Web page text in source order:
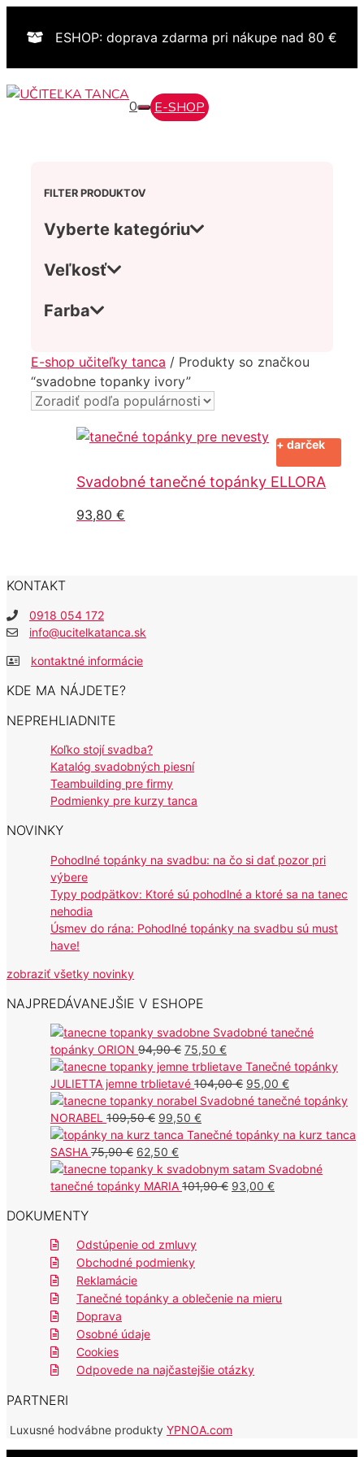
ESHOP: doprava zdarma pri nákupe nad 80 €
E-SHOP
0
E-shop učiteľky tanca / Produkty so značkou
“svadobne topanky ivory”
+ darček
Svadobné tanečné topánky ELLORA
93,80 €
FILTER PRODUKTOV
Vyberte kategóriu
Veľkosť
Farba
KONTAKT
0918 054 172
info@ucitelkatanca.sk
kontaktné informácie
KDE MA NÁJDETE?
NEPREHLIADNITE
Koľko stojí svadba?
Katalóg svadobných piesní
Teambuilding pre firmy
Podmienky pre kurzy tanca
NOVINKY
Pohodlné topánky na svadbu: na čo si dať pozor pri
výbere
Typy podpätkov: Ktoré sú pohodlné a ktoré sa na tanec
nehodia
Úsmev do rána: Pohodlné topánky na svadbu sú must
have!
zobraziť všetky novinky
NAJPREDÁVANEJŠIE V ESHOPE
Svadobné tanečné
topánky ORION 94,90€ Pôvodná
cena
bola:
94,90 €.
75,50 €Aktuálna
cena
je:
75,50 €.
Tanečné topánky
JULIETTA jemne trblietavé 104,00€ Pôvodná
cena
104,00 €.
95,00 €Aktuálna
cena
95,00 €.
Svadobné tanečné topánky
NORABEL 109,50€ Pôvodná
cena
bola:
109,50 €.
99,50 €Aktuálna
cena
99,50 €.
Tanečné topánky na kurz tanca
SASHA 75,90€ Pôvodná
cena
bola:
62,50 €Aktuálna
cena
je:
Svadobné
tanečné topánky MARIA 101,90€ Pôvodná
93,00 €Aktuálna
DOKUMENTY
Odstúpenie od zmluvy
Obchodné podmienky
Reklamácie
Tanečné topánky a oblečenie na mieru
Doprava
Osobné údaje
Cookies
Odpovede na najčastejšie otázky
PARTNERI
Luxusné hodvábne produkty YPNOA.com